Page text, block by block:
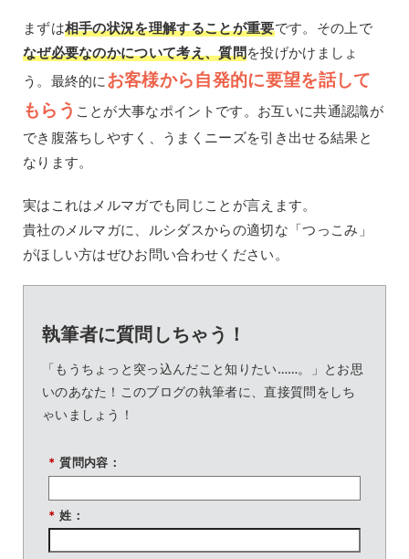
まずは相手の状況を理解することが重要です。その上で
なぜ必要なのかについて考え、質問を投げかけましょ
う。最終的に お客様から自発的に要望を話して
もらう ことが大事なポイントです。お互いに共通認識が
でき腹落ちしやすく、うまくニーズを引き出せる結果と
なります。
実はこれはメルマガでも同じことが言えます。
貴社のメルマガに、ルシダスからの適切な「つっこみ」
がほしい方はぜひお問い合わせください。
執筆者に質問しちゃう！
「もうちょっと突っ込んだこと知りたい……。」とお思
いのあなた！このブログの執筆者に、直接質問をしち
ゃいましょう！
* 質問内容：
* 姓：